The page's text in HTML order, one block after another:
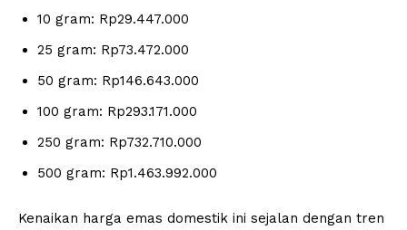
10 gram: Rp29.447.000
25 gram: Rp73.472.000
50 gram: Rp146.643.000
100 gram: Rp293.171.000
250 gram: Rp732.710.000
500 gram: Rp1.463.992.000
Kenaikan harga emas domestik ini sejalan dengan tren